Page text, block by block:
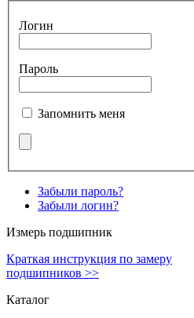
Логин
Пароль
Запомнить меня
Забыли пароль?
Забыли логин?
Измерь подшипник
Краткая инструкция по замеру
подшипников >>
Каталог